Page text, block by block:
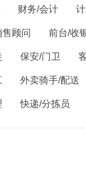
财务/会计
顾问 前台/收
保安/门卫
外卖骑手/配送
快递/分拣员